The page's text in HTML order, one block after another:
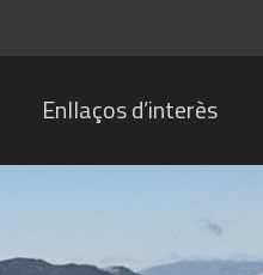
Enllaços d’interès